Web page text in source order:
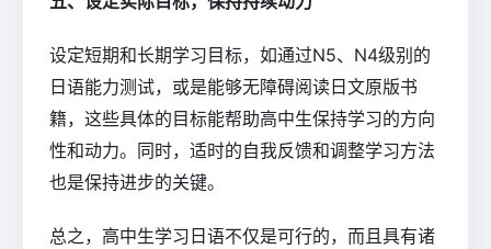
设定短期和长期学习目标，如通过N5、N4级别的
日语能力测试，或是能够无障碍阅读日文原版书
籍，这些具体的目标能帮助高中生保持学习的方向
性和动力。同时，适时的自我反馈和调整学习方法
也是保持进步的关键。
总之，高中生学习日语不仅是可行的，而且具有诸